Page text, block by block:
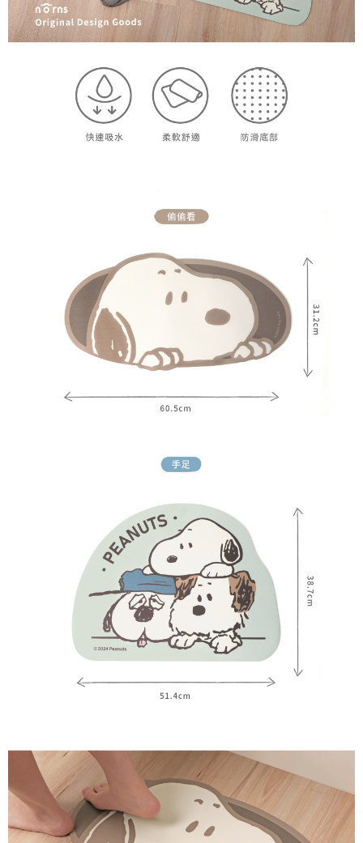
權轉讓予恩沛科技股份有限公司。
２．關於個人資料處理事宜，請瀏覽以下網址：
https://aftee.tw/terms/#terms3
「AFTEE先享後付」，若未經同意申辦者引起之損失，本公司不負相關責
４．使用「AFTEE先享後付」時，將依據個別帳號之用戶狀況，依本公司即
時審查核予不同之上限額度；若仍有額度不足之情形，本公司將視審查結果
請求用戶進行身份認證。
５．嚴禁一人註冊多個帳號或使用他人資訊註冊。若發現惡意使用之情形，